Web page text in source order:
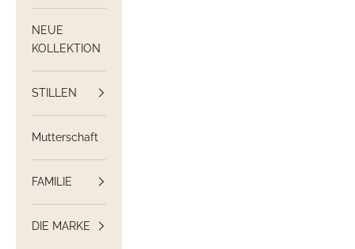
NEUE
KOLLEKTION
STILLEN
Mutterschaft
FAMILIE
DIE MARKE